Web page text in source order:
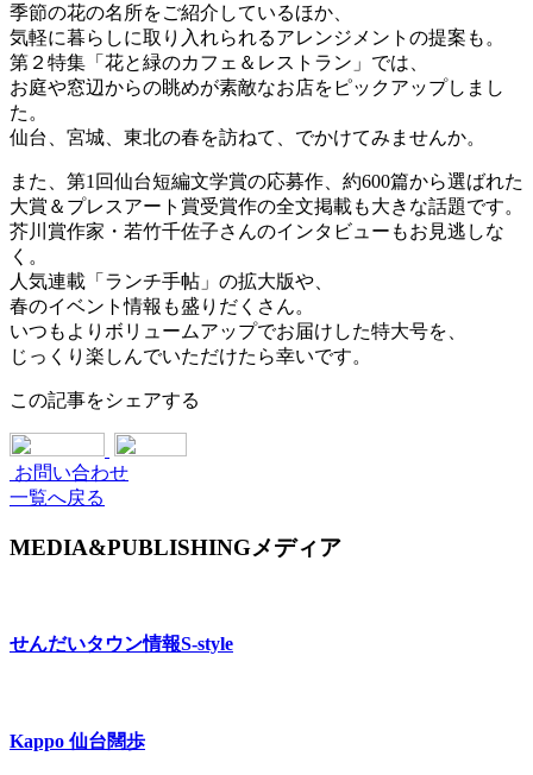
季節の花の名所をご紹介しているほか、
気軽に暮らしに取り入れられるアレンジメントの提案も。
第２特集「花と緑のカフェ＆レストラン」では、
お庭や窓辺からの眺めが素敵なお店をピックアップしまし
た。
仙台、宮城、東北の春を訪ねて、でかけてみませんか。
また、第1回仙台短編文学賞の応募作、約600篇から選ばれた
大賞＆プレスアート賞受賞作の全文掲載も大きな話題です。
芥川賞作家・若竹千佐子さんのインタビューもお見逃しな
く。
人気連載「ランチ手帖」の拡大版や、
春のイベント情報も盛りだくさん。
いつもよりボリュームアップでお届けした特大号を、
じっくり楽しんでいただけたら幸いです。
この記事をシェアする
お問い合わせ
一覧へ戻る
MEDIA&PUBLISHINGメディア
せんだいタウン情報S-style
Kappo 仙台闊歩